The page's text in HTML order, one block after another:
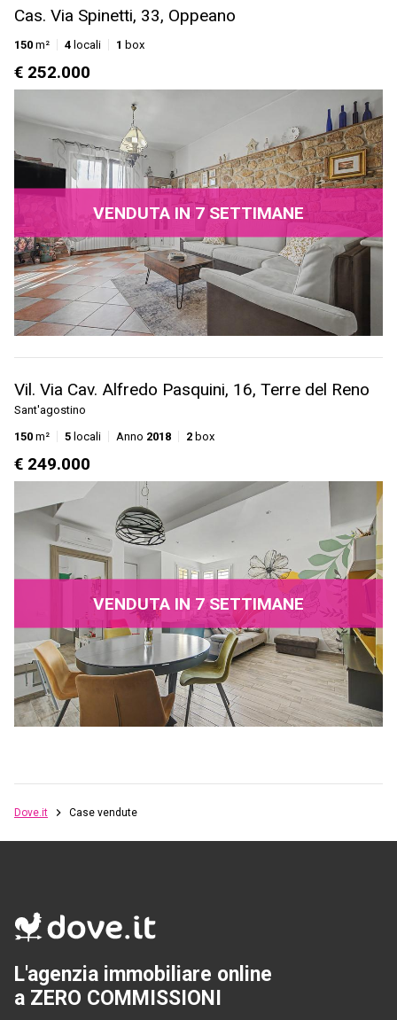
Cas. Via Spinetti, 33, Oppeano
150 m² 4 locali 1 box
€ 252.000
VENDUTA IN 7 SETTIMANE
Vil. Via Cav. Alfredo Pasquini, 16, Terre del Reno
Sant'agostino
150 m² 5 locali Anno 2018 2 box
€ 249.000
VENDUTA IN 7 SETTIMANE
Dove.it Case vendute
L'agenzia immobiliare online
a ZERO COMMISSIONI